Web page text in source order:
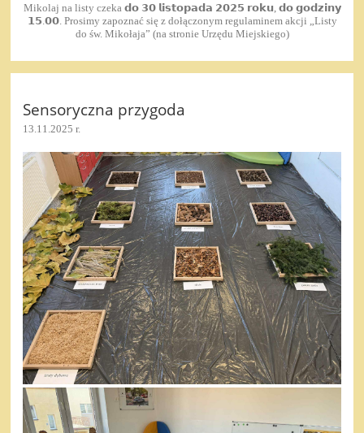
Mikolaj na listy czeka 𝗱𝗼 𝟯𝟬 𝗹𝗶𝘀𝘁𝗼𝗽𝗮𝗱𝗮 𝟮𝟬𝟮𝟱 𝗿𝗼𝗸𝘂, 𝗱𝗼 𝗴𝗼𝗱𝘇𝗶𝗻𝘆
𝟭𝟱.𝟬𝟬. Prosimy zapoznać się z dołączonym regulaminem akcji „Listy
do św. Mikołaja” (na stronie Urzędu Miejskiego)
Sensoryczna przygoda
13.11.2025 r.